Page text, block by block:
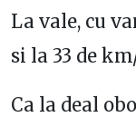
La vale, cu
si la 33 de
Ca la deal